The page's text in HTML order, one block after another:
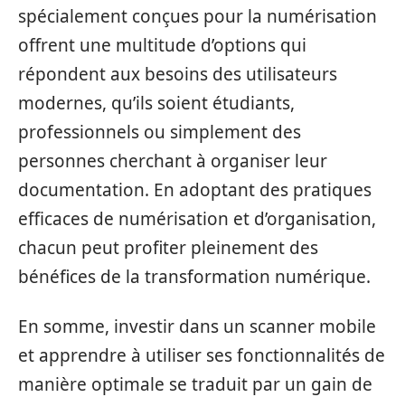
spécialement conçues pour la numérisation
offrent une multitude d’options qui
répondent aux besoins des utilisateurs
modernes, qu’ils soient étudiants,
professionnels ou simplement des
personnes cherchant à organiser leur
documentation. En adoptant des pratiques
efficaces de numérisation et d’organisation,
chacun peut profiter pleinement des
bénéfices de la transformation numérique.
En somme, investir dans un scanner mobile
et apprendre à utiliser ses fonctionnalités de
manière optimale se traduit par un gain de